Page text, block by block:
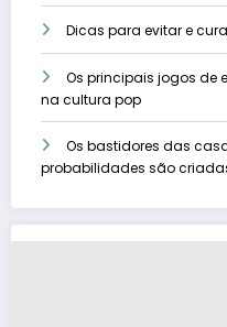
Dicas para evitar e
Os principais jogos de
na cultura pop
Os bastidores das
probabilidades são